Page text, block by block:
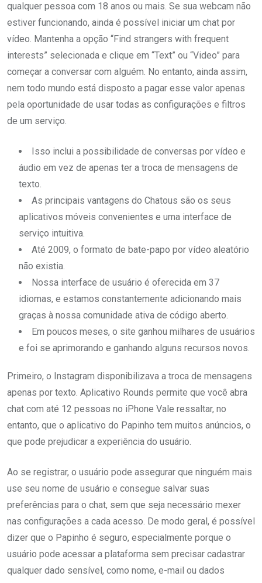
qualquer pessoa com 18 anos ou mais. Se sua webcam não
estiver funcionando, ainda é possível iniciar um chat por
vídeo. Mantenha a opção “Find strangers with frequent
interests” selecionada e clique em “Text” ou “Video” para
começar a conversar com alguém. No entanto, ainda assim,
nem todo mundo está disposto a pagar esse valor apenas
pela oportunidade de usar todas as configurações e filtros
de um serviço.
Isso inclui a possibilidade de conversas por vídeo e
áudio em vez de apenas ter a troca de mensagens de
texto.
As principais vantagens do Chatous são os seus
aplicativos móveis convenientes e uma interface de
serviço intuitiva.
Até 2009, o formato de bate-papo por vídeo aleatório
não existia.
Nossa interface de usuário é oferecida em 37
idiomas, e estamos constantemente adicionando mais
graças à nossa comunidade ativa de código aberto.
Em poucos meses, o site ganhou milhares de usuários
e foi se aprimorando e ganhando alguns recursos novos.
Primeiro, o Instagram disponibilizava a troca de mensagens
apenas por texto. Aplicativo Rounds permite que você abra
chat com até 12 pessoas no iPhone Vale ressaltar, no
entanto, que o aplicativo do Papinho tem muitos anúncios, o
que pode prejudicar a experiência do usuário.
Ao se registrar, o usuário pode assegurar que ninguém mais
use seu nome de usuário e consegue salvar suas
preferências para o chat, sem que seja necessário mexer
nas configurações a cada acesso. De modo geral, é possível
dizer que o Papinho é seguro, especialmente porque o
usuário pode acessar a plataforma sem precisar cadastrar
qualquer dado sensível, como nome, e-mail ou dados